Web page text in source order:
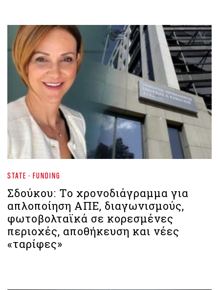
STATE - FUNDING
Σδούκου: Το χρονοδιάγραμμα για
απλοποίηση ΑΠΕ, διαγωνισμούς,
φωτοβολταϊκά σε κορεσμένες
περιοχές, αποθήκευση και νέες
«ταρίφες»